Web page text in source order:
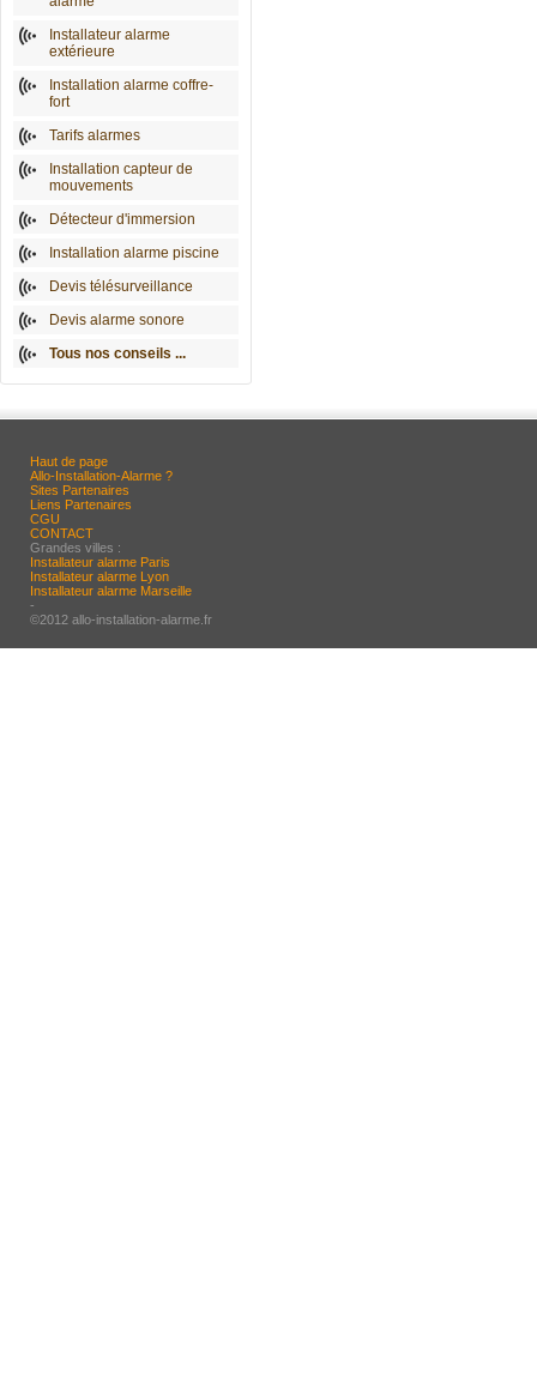
Installateur alarme
extérieure
Installation alarme coffre-
fort
Tarifs alarmes
Installation capteur de
mouvements
Détecteur d'immersion
Installation alarme piscine
Devis télésurveillance
Devis alarme sonore
Tous nos conseils ...
Haut de page
Allo-Installation-Alarme ?
Sites Partenaires
Liens Partenaires
CGU
CONTACT
Grandes villes :
Installateur alarme Paris
Installateur alarme Lyon
Installateur alarme Marseille
-
©2012 allo-installation-alarme.fr